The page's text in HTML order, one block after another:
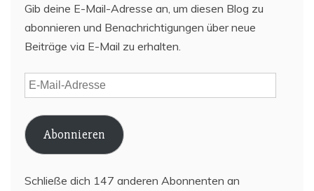
Gib deine E-Mail-Adresse an, um diesen Blog zu
abonnieren und Benachrichtigungen über neue
Beiträge via E-Mail zu erhalten.
E-
Mail-
Adresse
Abonnieren
Schließe dich 147 anderen Abonnenten an